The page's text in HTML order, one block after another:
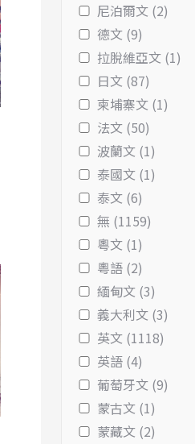
尼泊爾文 (2)
德文 (9)
拉脫維亞文 (1)
日文 (87)
柬埔寨文 (1)
法文 (50)
波蘭文 (1)
泰國文 (1)
泰文 (6)
無 (1159)
粵文 (1)
粵語 (2)
緬甸文 (3)
義大利文 (3)
英文 (1118)
英語 (4)
葡萄牙文 (9)
蒙古文 (1)
蒙藏文 (2)